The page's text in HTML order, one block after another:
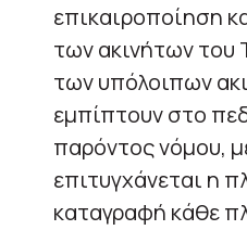
επικαιροποίηση
των ακινήτων
των υπόλοιπων
εμπίπτουν στο
παρόντος νόμου,
επιτυγχάνεται η
καταγραφή κάθε